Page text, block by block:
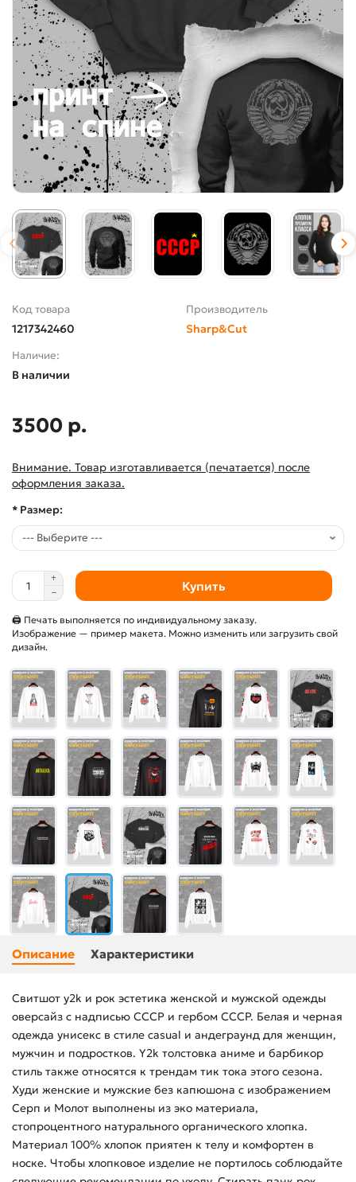
Код товара
1217342460
Производитель
Sharp&Cut
Наличие:
В наличии
3500 р.
Внимание. Товар изготавливается (печатается) после
оформления заказа.
* Размер:
Купить
🖨 Печать выполняется по индивидуальному заказу.
Изображение — пример макета. Можно изменить или загрузить свой
дизайн.
Описание Характеристики
Свитшот y2k и рок эстетика женской и мужской одежды
оверсайз с надписью СССР и гербом СССР. Белая и черная
одежда унисекс в стиле casual и андеграунд для женщин,
мужчин и подростков. Y2k толстовка аниме и барбикор
стиль также относятся к трендам тик тока этого сезона.
Худи женские и мужские без капюшона с изображением
Серп и Молот выполнены из эко материала,
стопроцентного натурального органического хлопка.
Материал 100% хлопок приятен к телу и комфортен в
носке. Чтобы хлопковое изделие не портилось соблюдайте